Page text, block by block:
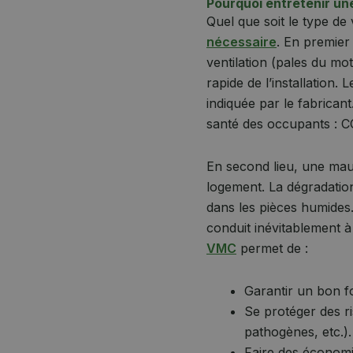
Pourquoi entretenir
Quel que soit le type
nécessaire. En
ventilation (pales du
rapide de l’installation.
indiquée par le
santé des occupants :
En second lieu, une
logement. La
dans les pièces
conduit inévitablement
VMC permet de :
Garantir un bon
Se protéger des
pathogènes, etc.).